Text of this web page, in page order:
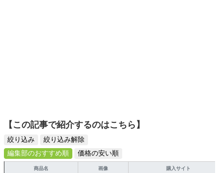
【この記事で紹介するのはこちら】
絞り込み
絞り込み解除
編集部のおすすめ順
価格の安い順
商品名 画像 購入サイト